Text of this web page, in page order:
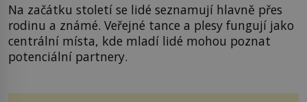
Na začátku století se lidé seznamují hlavně přes
rodinu a známé. Veřejné tance a plesy fungují jako
centrální místa, kde mladí lidé mohou poznat
potenciální partnery.